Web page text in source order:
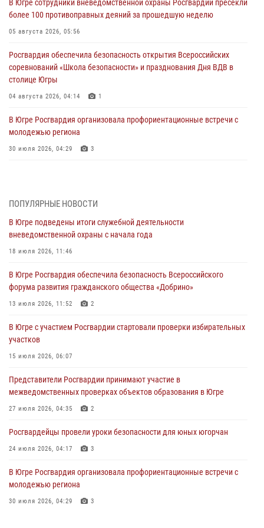
В Югре сотрудники вневедомственной охраны Росгвардии пресекли
более 100 противоправных деяний за прошедшую неделю
05 августа 2026, 05:56
Росгвардия обеспечила безопасность открытия Всероссийских
соревнований «Школа безопасности» и празднования Дня ВДВ в
столице Югры
04 августа 2026, 04:14 1
В Югре Росгвардия организовала профориентационные встречи с
молодежью региона
30 июля 2026, 04:29 3
27 июля 2026, 11:42
Представители Росгвардии принимают участие в
межведомственных проверках объектов образования в Югре
27 июля 2026, 04:35
Росгвардейцы провели уроки безопасности для юных югорчан
24 июля 2026, 04:17
вневедомственной охраны с начала года
18 июля 2026, 11:46
участков
ПОПУЛЯРНЫЕ НОВОСТИ
В Югре подведены итоги служебной деятельности
вневедомственной охраны с начала года
18 июля 2026, 11:46
В Югре Росгвардия обеспечила безопасность Всероссийского
форума развития гражданского общества «Добрино»
13 июля 2026, 11:52 2
В Югре с участием Росгвардии стартовали проверки избирательных
участков
15 июля 2026, 06:07
Представители Росгвардии принимают участие в
межведомственных проверках объектов образования в Югре
27 июля 2026, 04:35 2
Росгвардейцы провели уроки безопасности для юных югорчан
24 июля 2026, 04:17 3
В Югре Росгвардия организовала профориентационные встречи с
молодежью региона
30 июля 2026, 04:29 3